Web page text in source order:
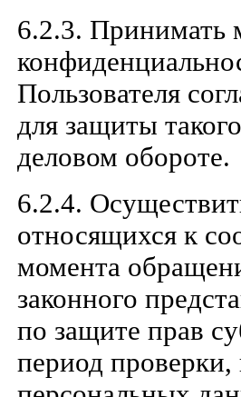
6.2.3. Принимать
Пользователя
для защиты
деловом обороте.
6.2.4.
относящихся к
момента
законного
по защите прав
период